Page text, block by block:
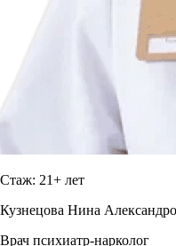
Стаж: 21+ лет
Кузнецова Нина
Врач психиатр-нарколог